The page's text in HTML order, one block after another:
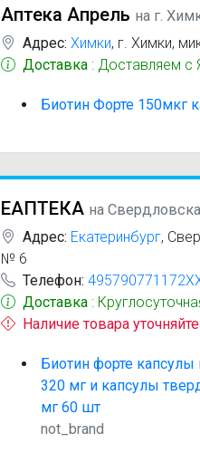
Аптека Апрель на г.
Адрес: Химки, г. Химки,
Доставка : Доставляем с
Биотин Форте 150мкг
ЕАПТЕКА на
Адрес: Екатеринбург,
№ 6
Телефон:
Доставка :
Наличие товара
Биотин форте
320 мг и капсулы
мг 60 шт
not_brand